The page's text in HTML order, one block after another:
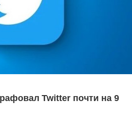
Twitter почти на 9